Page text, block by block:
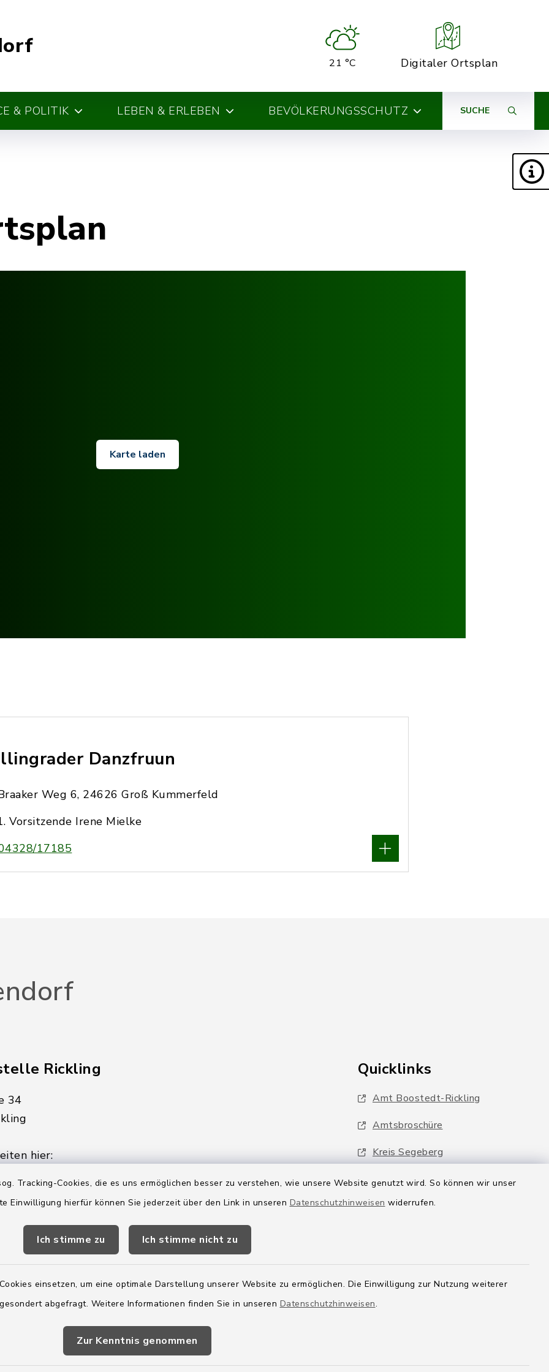
Tracking-Cookies, die es uns ermöglichen besser zu verstehen, wie unsere Website genutzt wird. So können wir unser
Einwilligung hierfür können Sie jederzeit über den Link in unseren Datenschutzhinweisen widerrufen.
Ich stimme zu Ich stimme nicht zu
einsetzen, um eine optimale Darstellung unserer Website zu ermöglichen. Die Einwilligung zur Nutzung weiterer
abgefragt. Weitere Informationen finden Sie in unseren Datenschutzhinweisen.
Zur Kenntnis genommen
21 °C Digitaler Ortsplan
& POLITIK LEBEN & ERLEBEN BEVÖLKERUNGSSCHUTZ SUCHE
Karte laden
Danzfruun
Weg 6, 24626 Groß Kummerfeld
Vorsitzende Irene Mielke
17185
Rickling
34
hier:
Uhr
am Donnerstag:
Uhr
179-0
- 179-44
boostedt-
Quicklinks
Amt Boostedt-Rickling
Amtsbroschüre
Kreis Segeberg
Wege-Zweckverband